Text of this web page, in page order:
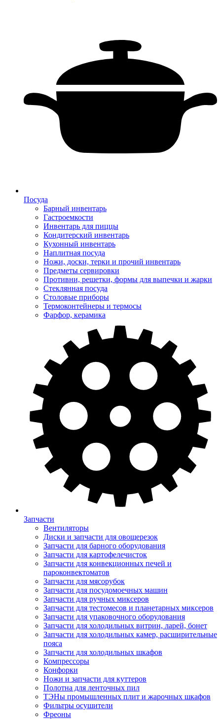
Посуда
Барный инвентарь
Гастроемкости
Инвентарь для пиццы
Кондитерский инвентарь
Кухонный инвентарь
Наплитная посуда
Ножи, доски, терки и прочий инвентарь
Предметы сервировки
Противни, решетки, формы для выпечки и жарки
Стеклянная посуда
Столовые приборы
Термоконтейнеры и термосы
Фарфор, керамика
Запчасти
Вентиляторы
Диски и запчасти для овощерезок
Запчасти для барного оборудования
Запчасти для картофелечисток
Запчасти для конвекционных печей и
пароконвектоматов
Запчасти для мясорубок
Запчасти для посудомоечных машин
Запчасти для ручных миксеров
Запчасти для тестомесов и планетарных миксеров
Запчасти для упаковочного оборудования
Запчасти для холодильных витрин, ларей, бонет
Запчасти для холодильных камер, расширительные
пояса
Запчасти для холодильных шкафов
Компрессоры
Конфорки
Ножи и запчасти для куттеров
Полотна для ленточных пил
ТЭНы промышленных плит и жарочных шкафов
Фильтры осушители
Фреоны